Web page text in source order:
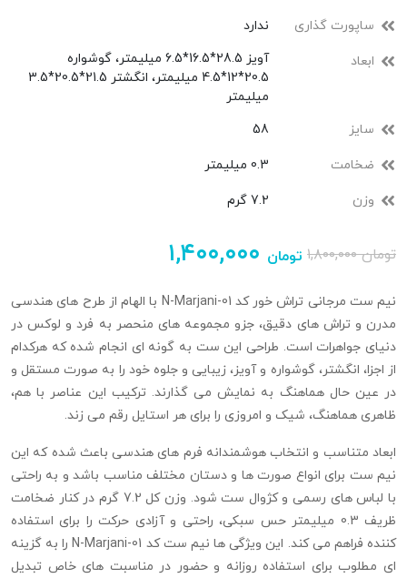
ساپورت گذاری ندارد
ابعاد
آویز 28.5*16.5*6.5 میلیمتر، گوشواره
20.5*12*4.5 میلیمتر، انگشتر 21.5*20.5*3.5
میلیمتر
سایز
58
ضخامت 0.3 میلیمتر
وزن 7.2 گرم
۱,۸۰۰,۰۰۰تومان ۱,۴۰۰,۰۰۰ تومان
نیم ست مرجانی تراش خور کد N-Marjani-01 با الهام از طرح‌ های هندسی
مدرن و تراش‌ های دقیق، جزو مجموعه‌ های منحصر به‌ فرد و لوکس در
دنیای جواهرات است. طراحی این ست به گونه‌ ای انجام شده که هرکدام
از اجزا، انگشتر، گوشواره و آویز، زیبایی و جلوه خود را به صورت مستقل و
در عین حال هماهنگ به نمایش می‌ گذارند. ترکیب این عناصر با هم،
ظاهری هماهنگ، شیک و امروزی را برای هر استایل رقم می‌ زند.
ابعاد متناسب و انتخاب هوشمندانه فرم‌ های هندسی باعث شده که این
نیم‌ ست برای انواع صورت‌ ها و دستان مختلف مناسب باشد و به‌ راحتی
با لباس‌ های رسمی و کژوال ست شود. وزن کل 7.2 گرم در کنار ضخامت
ظریف 0.3 میلیمتر حس سبکی، راحتی و آزادی حرکت را برای استفاده‌
کننده فراهم می‌ کند. این ویژگی‌ ها نیم ست کد N-Marjani-01 را به گزینه‌
ای مطلوب برای استفاده روزانه و حضور در مناسبت‌ های خاص تبدیل